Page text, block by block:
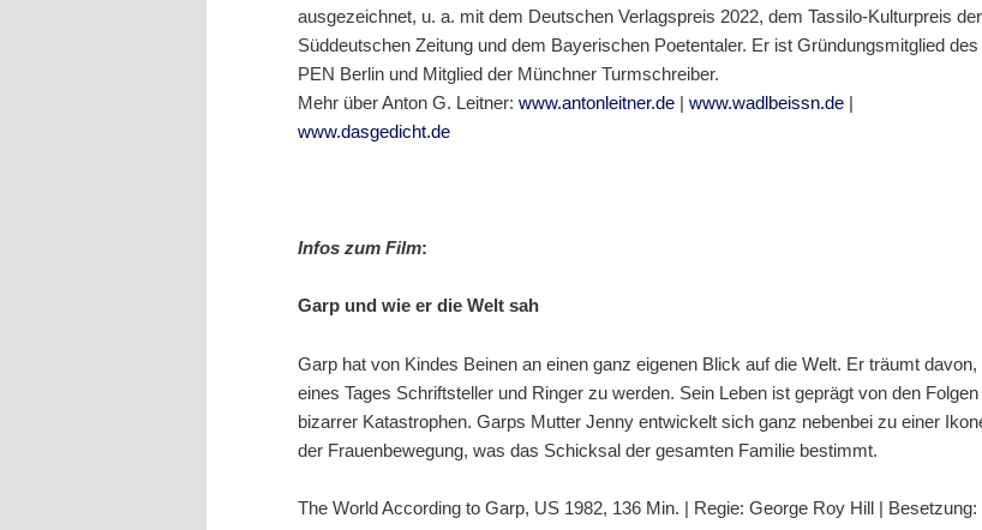
ausgezeichnet, u. a. mit dem Deutschen Verlagspreis 2022, dem Tassilo-Kulturpreis der
Süddeutschen Zeitung und dem Bayerischen Poetentaler. Er ist Gründungsmitglied des
PEN Berlin und Mitglied der Münchner Turmschreiber.
Mehr über Anton G. Leitner: www.antonleitner.de | www.wadlbeissn.de |
www.dasgedicht.de
Infos zum Film:
Garp und wie er die Welt sah
Garp hat von Kindes Beinen an einen ganz eigenen Blick auf die Welt. Er träumt davon,
eines Tages Schriftsteller und Ringer zu werden. Sein Leben ist geprägt von den Folgen
bizarrer Katastrophen. Garps Mutter Jenny entwickelt sich ganz nebenbei zu einer
der Frauenbewegung, was das Schicksal der gesamten Familie bestimmt.
The World According to Garp, US 1982, 136 Min. | Regie: George Roy Hill | Besetzung: